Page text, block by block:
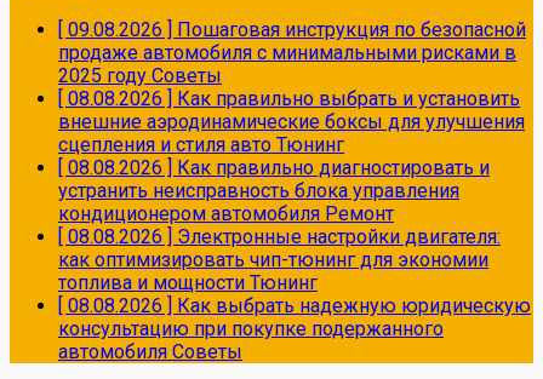
[ 09.08.2026 ] Пошаговая инструкция по безопасной
продаже автомобиля с минимальными рисками в
2025 году Советы
[ 08.08.2026 ] Как правильно выбрать и установить
внешние аэродинамические боксы для улучшения
сцепления и стиля авто Тюнинг
[ 08.08.2026 ] Как правильно диагностировать и
устранить неисправность блока управления
кондиционером автомобиля Ремонт
[ 08.08.2026 ] Электронные настройки двигателя:
как оптимизировать чип-тюнинг для экономии
топлива и мощности Тюнинг
[ 08.08.2026 ] Как выбрать надежную юридическую
консультацию при покупке подержанного
автомобиля Советы